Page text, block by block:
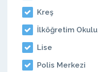
Kreş
İlköğretim Okulu
Lise
Polis Merkezi